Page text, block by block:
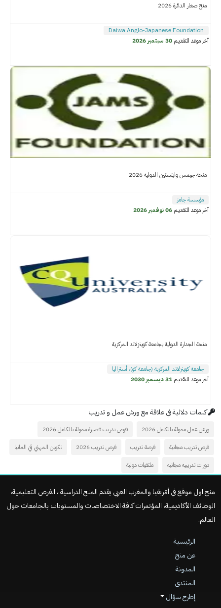
منح صغار الدائرة 2026
Daiwa Anglo-Japanese Foundation
آخر موعد للتقديم 30 سبتمبر 2026
منحة جيمس واينستين الدولية 2026
مؤسسة جامز
آخر موعد للتقديم 06 نوفمبر 2026
منحة الجدارة الدولية بجامعة كوينزلاند المركزية
جامعة كوينزلاند المركزية (جامعة كو)، أستراليا
آخر موعد للتقديم 31 ديسمبر 2030
كلمات دلالية في علاقة مع ورش عمل و تدريب
ورش عمل ممولة بالكامل 2026
فرص تدريب قصيرة ممولة بالكامل 2026
فرص تدريب مجانية
فرصة تدريب فرص تدريب 2026
تكوين المهني في المانيا
دورات تدريبيه مجانيه
ملتقيات دولية
منح اول موقع في أفريقيا والمغرب العربي يقدم المنح الدراسية ، الفرص التعليمية،
الوظائف الأكاديمية، المؤتمرات كافة الاختصاصات والمستويات بالجامعات حول
العالم.
الرئيسية
عن منح
المدونة
المنتدى
إطرح سؤال